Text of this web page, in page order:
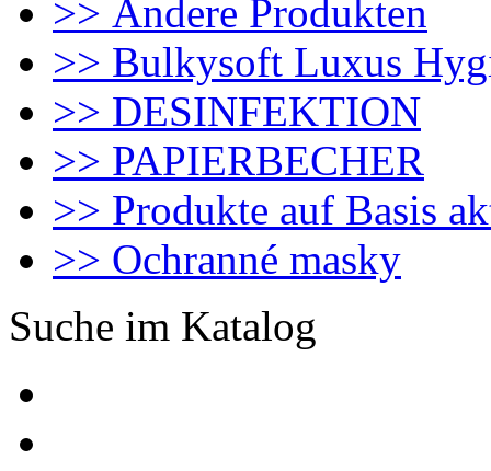
>> Andere Produkten
>> Bulkysoft Luxus
>> DESINFEKTION
>> PAPIERBECHER
>> Produkte auf Basis
>> Ochranné masky
Suche im Katalog